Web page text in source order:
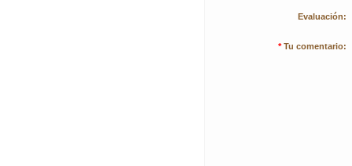
Evaluación:
* Tu comentario: